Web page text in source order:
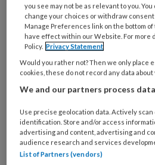
you see may not be as relevant to you.
change your choices or withdraw
Manage Preferences link on the bottom
have effect within our Website. For more
Policy. Privacy Statement
Would you rather not? Then we only place
cookies, these do not record any data about
We and our partners process
Use precise geolocation data. Actively
identification. Store and/or access
advertising and content, advertising and
audience research and services
List of Partners (vendors)